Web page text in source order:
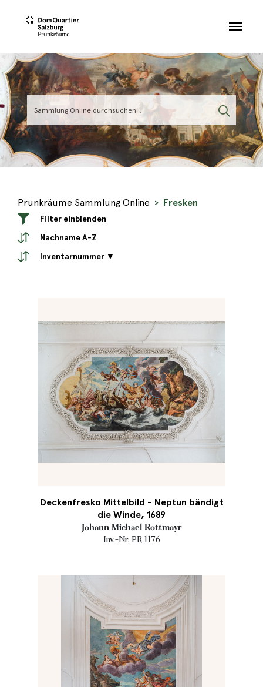
Prunkräume Sammlung Online Fresken
Filter einblenden
Nachname A-Z
Inventarnummer ▼
Deckenfresko Mittelbild - Neptun bändigt
die Winde, 1689
Johann Michael Rottmayr
Inv.-Nr. PR 1176